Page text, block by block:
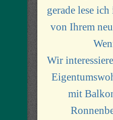
gerade lese
von Ihrem
Wir
mit